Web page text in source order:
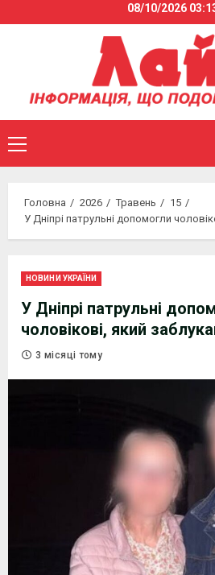
to
08/10/2026
Primary
Menu
Головна 2026 Травень
15
У Дніпрі патрульні допомогли
НОВИНИ УКРАЇНИ
У Дніпрі патрульні
чоловікові, який
3 місяці тому